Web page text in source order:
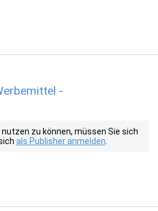
-
zu können, müssen Sie sich
als Publisher anmelden